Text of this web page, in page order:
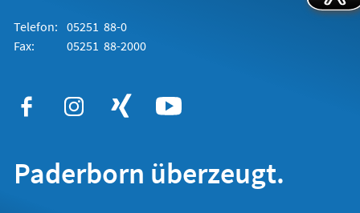
Telefon: 05251 88-0
Fax:
05251 88-2000
Paderborn überzeugt.